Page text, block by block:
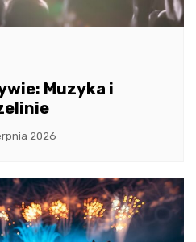
Muzyka i
2026